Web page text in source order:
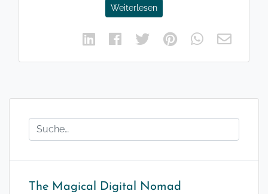
Weiterlesen
The Magical Digital Nomad